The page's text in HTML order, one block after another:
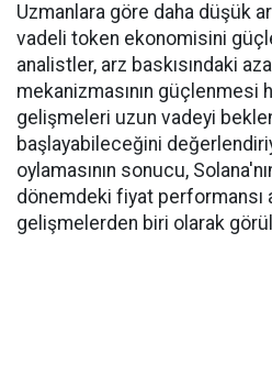
Uzmanlara göre daha düşük
vadeli token ekonomisini
analistler, arz baskısındaki
mekanizmasının güçlenmesi
gelişmeleri uzun vadeyi
başlayabileceğini
oylamasının sonucu,
dönemdeki fiyat performansı
gelişmelerden biri olarak